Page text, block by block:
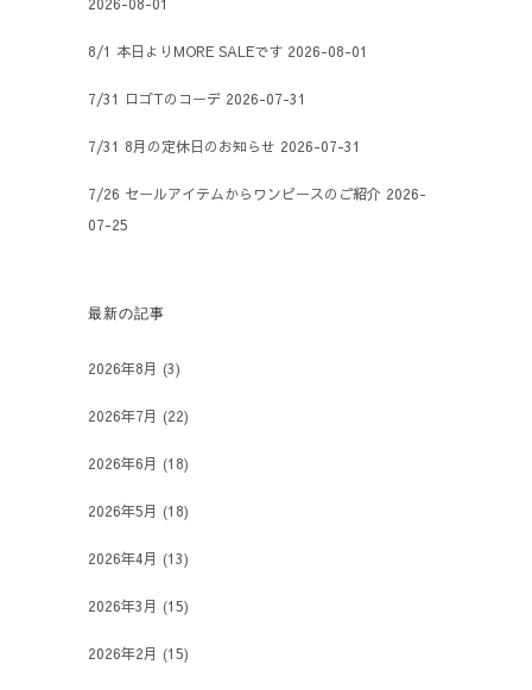
8/1 本日よりMORE SALEです 2026-08-01
7/31 ロゴTのコーデ 2026-07-31
7/31 8月の定休日のお知らせ 2026-07-31
7/26 セールアイテムからワンピースのご紹介 2026-
07-25
最新の記事
2026年8月 (3)
2026年7月 (22)
2026年6月 (18)
2026年5月 (18)
2026年4月 (13)
2026年3月 (15)
2026年2月 (15)